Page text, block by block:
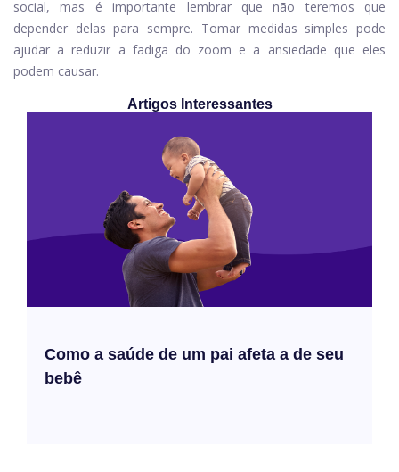
social, mas é importante lembrar que não teremos que
depender delas para sempre. Tomar medidas simples pode
ajudar a reduzir a fadiga do zoom e a ansiedade que eles
podem causar.
Artigos Interessantes
Como a saúde de um pai afeta a de seu
bebê